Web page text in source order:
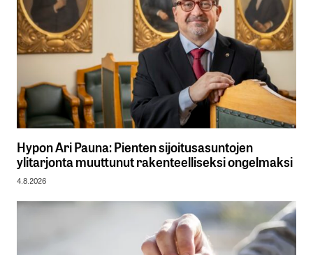
Hypon Ari Pauna: Pienten sijoitusasuntojen
ylitarjonta muuttunut rakenteelliseksi ongelmaksi
4.8.2026